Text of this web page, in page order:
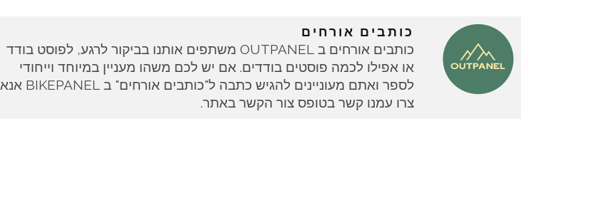
כותבים אורחים
כותבים אורחים ב OUTPANEL משתפים אותנו בביקור לרגע, לפוסט בודד
או אפילו לכמה פוסטים בודדים. אם יש לכם משהו מעניין במיוחד וייחודי
לספר ואתם מעוניינים להגיש כתבה ל"כותבים אורחים" ב BIKEPANEL אנא
צרו עמנו קשר בטופס צור הקשר באתר.